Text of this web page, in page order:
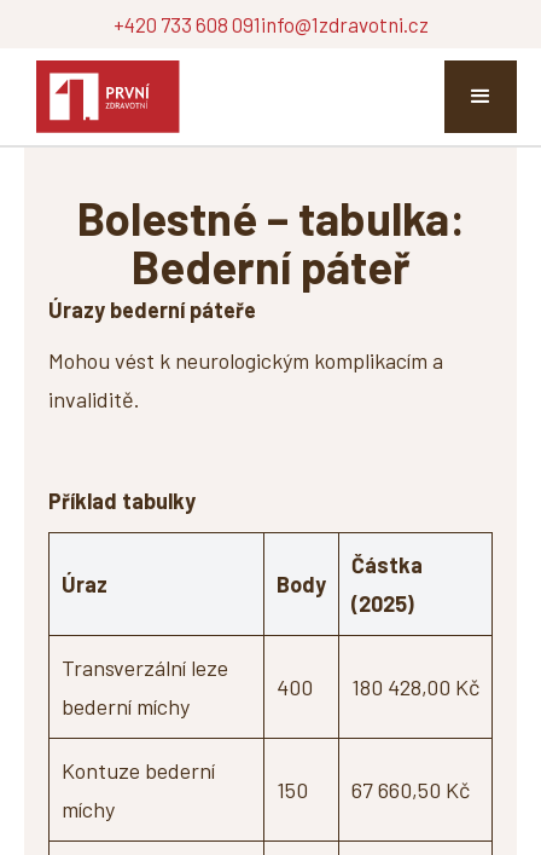
+420 733 608 091info@1zdravotni.cz
Bolestné – tabulka:
Bederní páteř
Úrazy bederní páteře
Mohou vést k neurologickým komplikacím a
invaliditě.
Příklad tabulky
Úraz Body
Částka
(2025)
Transverzální leze
bederní míchy
400 180 428,00 Kč
Kontuze bederní
míchy
150 67 660,50 Kč